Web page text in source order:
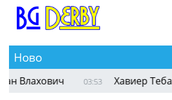
Ново
05:31 Бешикташ отправи супер